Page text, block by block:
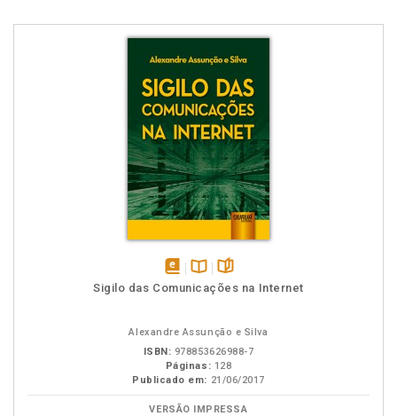
disponívelDisponível
páginas
Sigilo das Comunicações na Internet
Alexandre Assunção e Silva
ISBN: 978853626988-7
Páginas: 128
Publicado em: 21/06/2017
VERSÃO IMPRESSA